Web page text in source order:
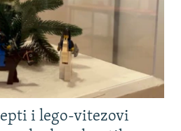
i lego-vitezovi